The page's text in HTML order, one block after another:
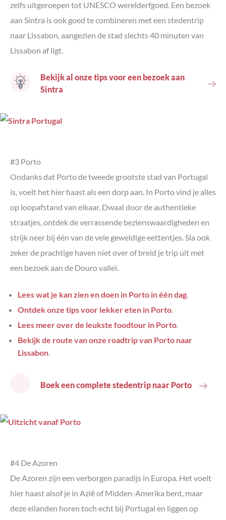
zelfs uitgeroepen tot UNESCO werelderfgoed. Een bezoek
aan Sintra is ook goed te combineren met een stedentrip
naar Lissabon, aangezien de stad slechts 40 minuten van
Lissabon af ligt.
Bekijk al onze tips voor een bezoek aan
Sintra
#3 Porto
Ondanks dat Porto de tweede grootste stad van Portugal
is, voelt het hier haast als een dorp aan. In Porto vind je alles
op loopafstand van elkaar. Dwaal door de authentieke
straatjes, ontdek de verrassende bezienswaardigheden en
strijk neer bij één van de vele geweldige eettentjes. Sla ook
zeker de prachtige haven niet over of breid je trip uit met
een bezoek aan de Douro vallei.
Lees wat je kan zien en doen in Porto in één dag.
Ontdek onze tips voor lekker eten in Porto.
Lees meer over de leukste foodtour in Porto.
Bekijk de route van onze roadtrip van Porto naar
Lissabon.
Boek een complete stedentrip naar Porto
#4 De Azoren
De Azoren zijn een verborgen paradijs in Europa. Het voelt
hier haast alsof je in Azië of Midden-Amerika bent, maar
deze eilanden horen toch echt bij Portugal en liggen op